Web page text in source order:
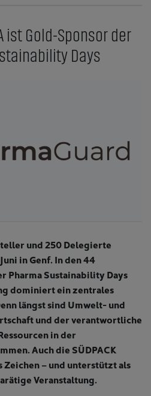
ist Gold-Sponsor der
Days
und 250 Delegierte
in Genf. In den 44
Pharma Sustainability Days
dominiert ein zentrales
längst sind Umwelt- und
und der verantwortliche
in der
Auch die SÜDPACK
Zeichen – und unterstützt als
Veranstaltung.